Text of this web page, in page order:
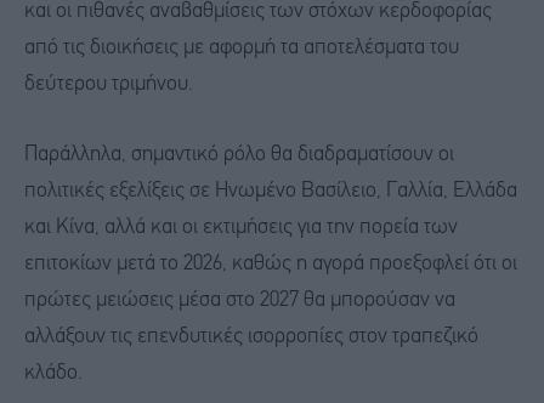
και οι πιθανές αναβαθμίσεις των στόχων κερδοφορίας
από τις διοικήσεις με αφορμή τα αποτελέσματα του
δεύτερου τριμήνου.
Παράλληλα, σημαντικό ρόλο θα διαδραματίσουν οι
πολιτικές εξελίξεις σε Ηνωμένο Βασίλειο, Γαλλία, Ελλάδα
και Κίνα, αλλά και οι εκτιμήσεις για την πορεία των
επιτοκίων μετά το 2026, καθώς η αγορά προεξοφλεί ότι οι
πρώτες μειώσεις μέσα στο 2027 θα μπορούσαν να
αλλάξουν τις επενδυτικές ισορροπίες στον τραπεζικό
κλάδο.